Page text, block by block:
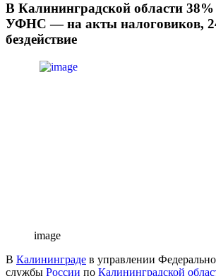
В Калининградской области
УФНС — на акты налоговиков,
бездействие
image
В Калининграде в управлении
службы России по Калининградской